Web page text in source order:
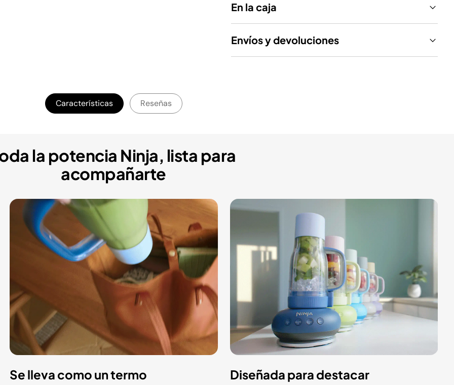
En la caja
Envíos y devoluciones
Características Reseñas
la potencia Ninja, lista para
acompañarte
Se lleva como un termo Diseñada para destacar